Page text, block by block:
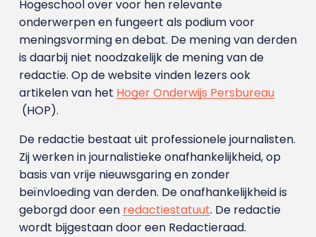
Hogeschool over voor hen relevante
onderwerpen en fungeert als podium voor
meningsvorming en debat. De mening van derden
is daarbij niet noodzakelijk de mening van de
redactie. Op de website vinden lezers ook
artikelen van het Hoger Onderwijs Persbureau
(HOP).
De redactie bestaat uit professionele journalisten.
Zij werken in journalistieke onafhankelijkheid, op
basis van vrije nieuwsgaring en zonder
beïnvloeding van derden. De onafhankelijkheid is
geborgd door een redactiestatuut. De redactie
wordt bijgestaan door een Redactieraad.